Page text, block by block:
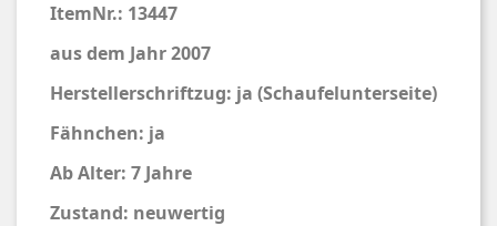
ItemNr.: 13447
aus dem Jahr 2007
Herstellerschriftzug: ja (Schaufelunterseite)
Fähnchen: ja
Ab Alter: 7 Jahre
Zustand: neuwertig